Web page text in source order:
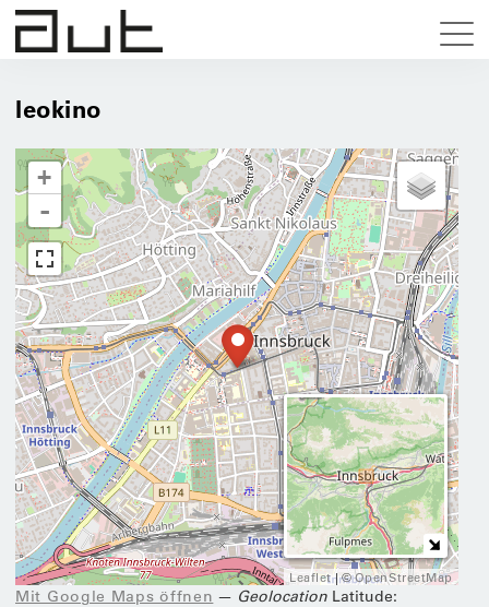
leokino
+
-
Leaflet| ©OpenStreetMap
Mit Google Maps öffnen — Geolocation Latitude: